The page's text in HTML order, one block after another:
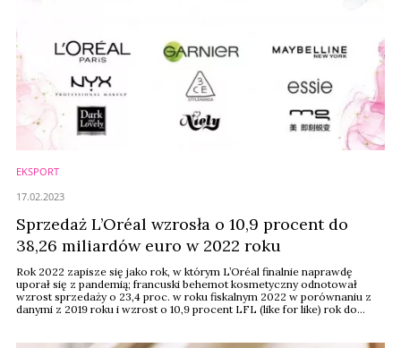
EKSPORT
Sprzedaż L’Oréal wzrosła o 10,9 procent do
38,26 miliardów euro w 2022 roku
Rok 2022 zapisze się jako rok, w którym L’Oréal finalnie naprawdę
uporał się z pandemią; francuski behemot kosmetyczny odnotował
wzrost sprzedaży o 23,4 proc. w roku fiskalnym 2022 w porównaniu z
danymi z 2019 roku i wzrost o 10,9 procent LFL (like for like) rok do
17.02.2023